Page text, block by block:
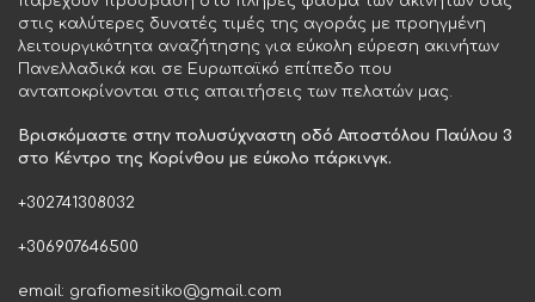
στις καλύτερες δυνατές τιμές της αγοράς με προηγμένη
λειτουργικότητα αναζήτησης για εύκολη εύρεση ακινήτων
Πανελλαδικά και σε Ευρωπαϊκό επίπεδο που
ανταποκρίνονται στις απαιτήσεις των πελατών μας.
Βρισκόμαστε στην πολυσύχναστη οδό Αποστόλου Παύλου 3
στο Κέντρο της Κορίνθου με εύκολο πάρκινγκ.
+302741308032
+306907646500
email: grafiomesitiko@gmail.com